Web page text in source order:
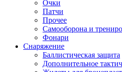
Очки
Патчи
Прочее
Самооборона и
Фонари
Снаряжение
Баллистическая защита
Дополнительное